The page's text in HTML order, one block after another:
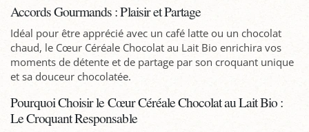
Accords Gourmands : Plaisir et Partage
Idéal pour être apprécié avec un café latte ou un chocolat
chaud, le Cœur Céréale Chocolat au Lait Bio enrichira vos
moments de détente et de partage par son croquant unique
et sa douceur chocolatée.
Pourquoi Choisir le Cœur Céréale Chocolat au Lait Bio :
Le Croquant Responsable